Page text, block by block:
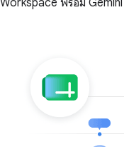
Workspace พร้อม Gemini